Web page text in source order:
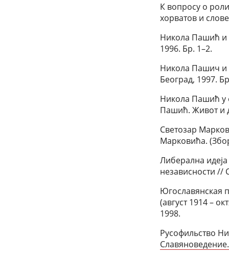
К вопросу о
хорватов и
Никола Пашић и
1996. Бр. 1–2.
Никола Пашич и
Београд, 1997.
Никола Пашић у
Пашић. Живот и
Светозар
Марковића.
Либерална
независности //
Югославянская
(август 1914 –
1998.
Русофильство